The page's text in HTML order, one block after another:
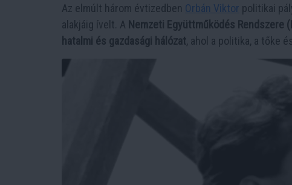
Az elmúlt három évtizedben Orbán Viktor politikai
alakjáig ívelt. A Nemzeti Együttműködés Rendszere
hatalmi és gazdasági hálózat, ahol a politika, a tőke